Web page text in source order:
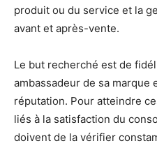
produit ou du service et la
avant et après-vente.
Le but recherché est de
ambassadeur de sa marque
réputation. Pour atteindre
liés à la satisfaction du
doivent de la vérifier